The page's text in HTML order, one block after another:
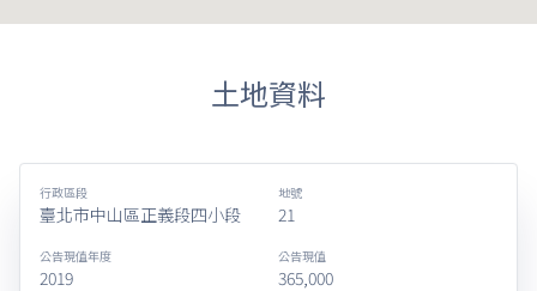
土地資料
行政區段
臺北市中山區正義段四小段
地號
21
公告現值年度
2019
公告現值
365,000